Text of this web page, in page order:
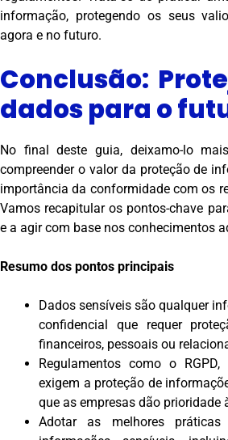
informação, protegendo os seus
agora e no futuro.
Conclusão:
dados para o
No final deste guia, deixamo-lo
compreender o valor da proteção de
importância da conformidade com os
Vamos recapitular os pontos-chave
e a agir com base nos conhecimentos
Resumo dos pontos principais
Dados sensíveis são qualquer
confidencial que requer
financeiros, pessoais ou
Regulamentos como o RGPD,
exigem a proteção de
que as empresas dão prioridade
Adotar as melhores